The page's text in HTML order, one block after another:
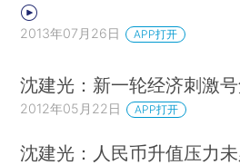
2013年07月26日 APP打开
沈建光：新一轮经济刺激
2012年05月22日 APP打开
沈建光：人民币升值压力